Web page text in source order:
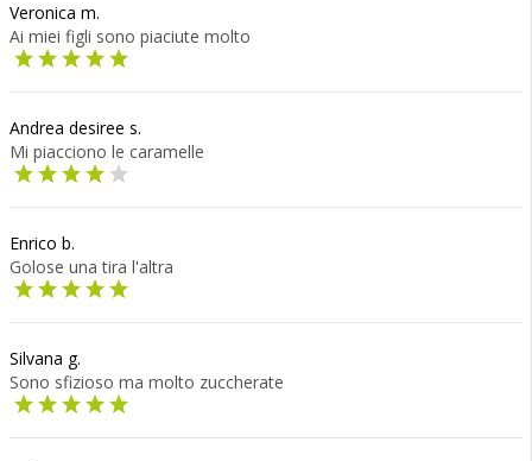
Veronica m.
Ai miei figli sono piaciute molto
Andrea desiree s.
Mi piacciono le caramelle
Enrico b.
Golose una tira l'altra
Silvana g.
Sono sfizioso ma molto zuccherate